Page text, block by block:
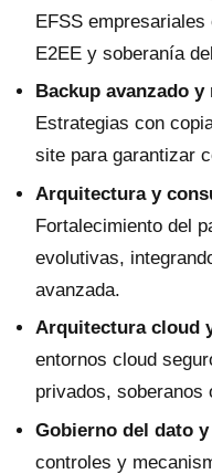
EFSS
E2EE y soberanía
Backup avanzado
Estrategias con
site para garantizar
Arquitectura y
Fortalecimiento del
evolutivas,
avanzada.
Arquitectura cloud
entornos cloud
privados,
Gobierno del dato
controles y